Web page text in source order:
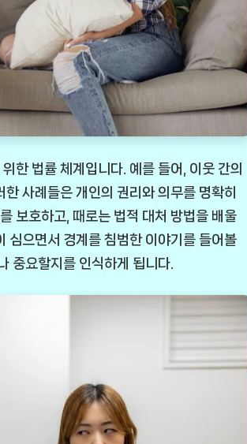
한 법률 체계입니다. 예를 들어, 이웃 간의
사례들은 개인의 권리와 의무를 명확히
보호하고, 때로는 법적 대처 방법을 배울
심으면서 경계를 침범한 이야기를 들어볼
중요할지를 인식하게 됩니다.